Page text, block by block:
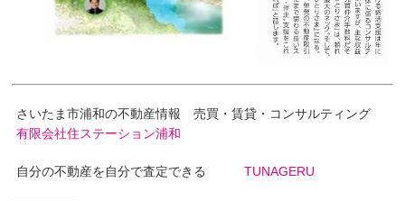
さいたま市浦和の不動産情報 売買・賃貸・コンサルティング
有限会社住ステーション浦和
自分の不動産を自分で査定できるTUNAGERU